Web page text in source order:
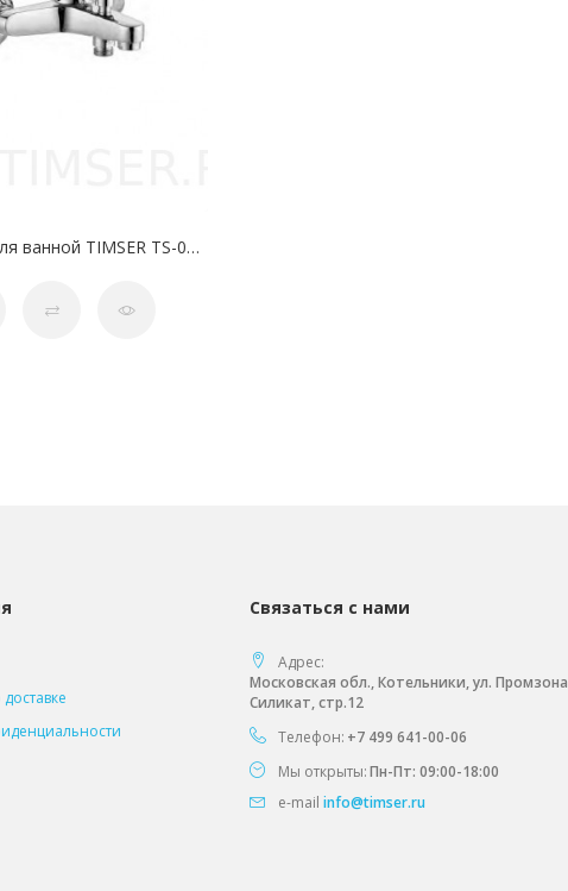
Смеситель для ванной TIMSER TS-01-11 35 мм
Связаться с нами
Адрес:
Московская обл., Котельники, ул. Промзона
Силикат, стр.12
Телефон: +7 499 641-00-06
Мы открыты:Пн-Пт: 09:00-18:00
e-mail info@timser.ru